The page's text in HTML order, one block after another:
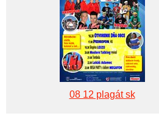
08 12 plagát sk